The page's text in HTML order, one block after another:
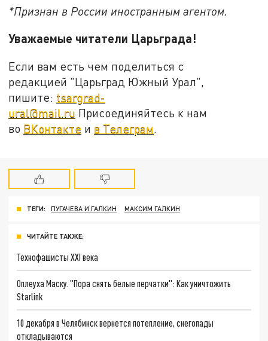
*Признан в России иностранным агентом.
Уважаемые читатели Царьграда!
Если вам есть чем поделиться с
редакцией "Царьград Южный Урал",
пишите: tsargrad-
ural@mail.ru Присоединяйтесь к нам
во ВКонтакте и в Телеграм.
ТЕГИ: ПУГАЧЕВА И ГАЛКИН МАКСИМ ГАЛКИН
ЧИТАЙТЕ ТАКЖЕ:
Технофашисты XXI века
Оплеуха Маску. "Пора снять белые перчатки": Как уничтожить
Starlink
10 декабря в Челябинск вернется потепление, снегопады
откладываются